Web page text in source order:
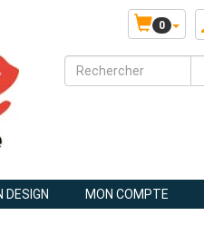
0
DESIGN MON COMPTE